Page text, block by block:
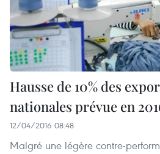
Hausse de 10% des
nationales prévue en
12/04/2016 08:48
Malgré une légère contre-